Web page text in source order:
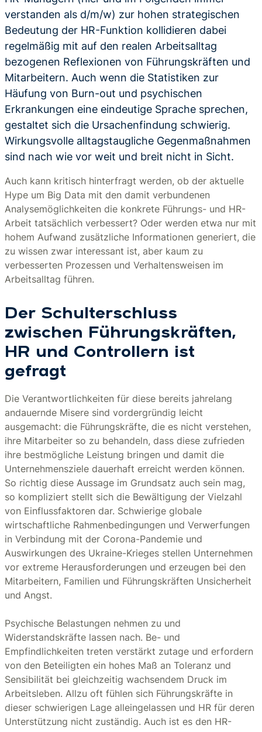
verstanden als d/m/w) zur hohen strategischen
Bedeutung der HR-Funktion kollidieren dabei
regelmäßig mit auf den realen Arbeitsalltag
bezogenen Reflexionen von Führungskräften und
Mitarbeitern. Auch wenn die Statistiken zur
Häufung von Burn-out und psychischen
Erkrankungen eine eindeutige Sprache sprechen,
gestaltet sich die Ursachenfindung schwierig.
Wirkungsvolle alltagstaugliche Gegenmaßnahmen
sind nach wie vor weit und breit nicht in Sicht.
Auch kann kritisch hinterfragt werden, ob der aktuelle
Hype um Big Data mit den damit verbundenen
Analysemöglichkeiten die konkrete Führungs- und HR-
Arbeit tatsächlich verbessert? Oder werden etwa nur mit
hohem Aufwand zusätzliche Informationen generiert, die
zu wissen zwar interessant ist, aber kaum zu
verbesserten Prozessen und Verhaltensweisen im
Arbeitsalltag führen.
Der Schulterschluss
zwischen Führungskräften,
HR und Controllern ist
gefragt
Die Verantwortlichkeiten für diese bereits jahrelang
andauernde Misere sind vordergründig leicht
ausgemacht: die Führungskräfte, die es nicht verstehen,
ihre Mitarbeiter so zu behandeln, dass diese zufrieden
ihre bestmögliche Leistung bringen und damit die
Unternehmensziele dauerhaft erreicht werden können.
So richtig diese Aussage im Grundsatz auch sein mag,
so kompliziert stellt sich die Bewältigung der Vielzahl
von Einflussfaktoren dar. Schwierige globale
wirtschaftliche Rahmenbedingungen und Verwerfungen
in Verbindung mit der Corona-Pandemie und
Auswirkungen des Ukraine-Krieges stellen Unternehmen
vor extreme Herausforderungen und erzeugen bei den
Mitarbeitern, Familien und Führungskräften Unsicherheit
und Angst.
Psychische Belastungen nehmen zu und
Widerstandskräfte lassen nach. Be- und
Empfindlichkeiten treten verstärkt zutage und erfordern
von den Beteiligten ein hohes Maß an Toleranz und
Sensibilität bei gleichzeitig wachsendem Druck im
Arbeitsleben. Allzu oft fühlen sich Führungskräfte in
dieser schwierigen Lage alleingelassen und HR für deren
Unterstützung nicht zuständig. Auch ist es den HR-